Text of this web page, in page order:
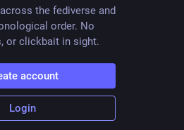
the fediverse and
order. No
or clickbait in sight.
account
Login